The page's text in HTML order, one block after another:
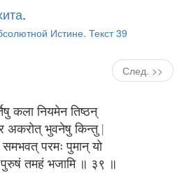
.
Истине. Текст 39
След. >>
कला नियमेन तिष्ठन्
अकरोत् भुवनेषु किन्तु |
परमः पुमान् यो
पुरुषं तमहं भजामि ॥ ३९ ॥